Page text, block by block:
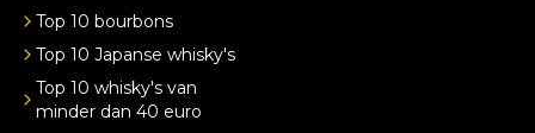
Top 10 bourbons
Top 10 Japanse whisky's
Top 10 whisky's van
minder dan 40 euro